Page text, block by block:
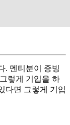
. 멘티분이 증빙
렇게 기입을 하
다면 그렇게 기입